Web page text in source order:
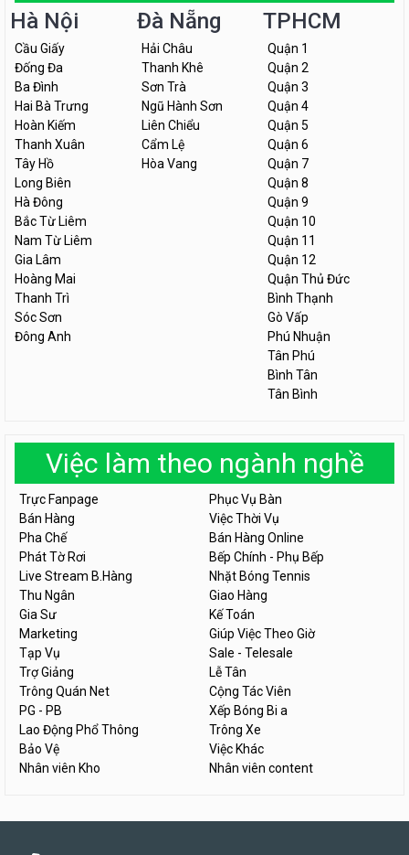
Hà Nội
Cầu Giấy
Đống Đa
Ba Đình
Hai Bà Trưng
Hoàn Kiếm
Thanh Xuân
Tây Hồ
Long Biên
Hà Đông
Bắc Từ Liêm
Nam Từ Liêm
Gia Lâm
Hoàng Mai
Thanh Trì
Sóc Sơn
Đông Anh
Đà Nẵng
Hải Châu
Thanh Khê
Sơn Trà
Ngũ Hành Sơn
Liên Chiểu
Cẩm Lệ
Hòa Vang
TPHCM
Quận 1
Quận 2
Quận 3
Quận 4
Quận 5
Quận 6
Quận 7
Quận 8
Quận 9
Quận 10
Quận 11
Quận 12
Quận Thủ Đức
Bình Thạnh
Gò Vấp
Phú Nhuận
Tân Phú
Bình Tân
Tân Bình
Việc làm theo ngành nghề
Trực Fanpage
Phục Vụ Bàn
Bán Hàng
Việc Thời Vụ
Pha Chế
Bán Hàng Online
Phát Tờ Rơi
Bếp Chính - Phụ Bếp
Live Stream B.Hàng
Nhặt Bóng Tennis
Thu Ngân
Giao Hàng
Gia Sư
Kế Toán
Marketing
Giúp Việc Theo Giờ
Tạp Vụ
Sale - Telesale
Trợ Giảng
Lễ Tân
Trông Quán Net
Cộng Tác Viên
PG - PB
Xếp Bóng Bi a
Lao Động Phổ Thông
Trông Xe
Bảo Vệ
Việc Khác
Nhân viên Kho
Nhân viên content